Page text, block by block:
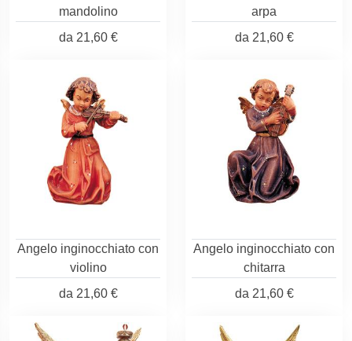
mandolino
da 21,60 €
arpa
da 21,60 €
Angelo inginocchiato con
violino
da 21,60 €
Angelo inginocchiato con
chitarra
da 21,60 €